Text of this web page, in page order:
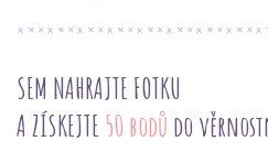
SEM NAHRAJTE FOTKU
A ZÍSKEJTE 50 bodů do